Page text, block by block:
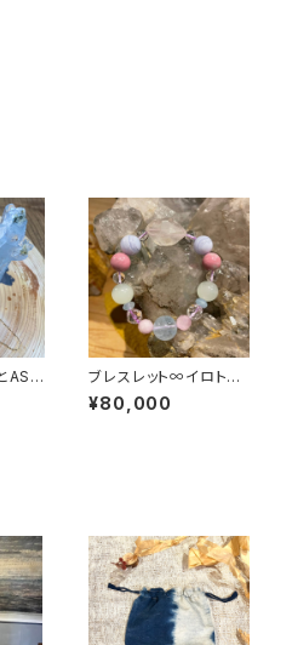
ASO
ブレスレット∞イロトリ
ドリノ天使とウタッテオ
ドロウ♪∞
¥80,000